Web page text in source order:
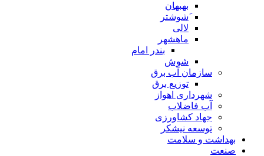
بهبهان
َشوشتر
لالی
ماهشهر
بندر امام
شوش
سازمان آب برق
توزیع برق
شهرداری اهواز
آب فاضلاب
جهاد کشاورزی
توسعه نیشکر
بهداشت و سلامت
صنعت